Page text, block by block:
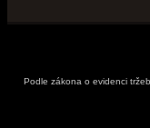
Podle zákona o evidenci